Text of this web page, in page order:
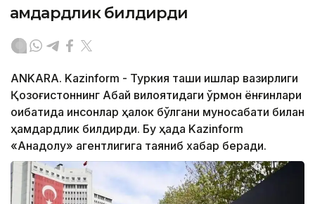
ҳамдардлик билдирди
ANKARA. Kazinform - Туркия ташқи ишлар вазирлиги
Қозоғистоннинг Абай вилоятидаги ўрмон ёнғинлари
оқибатида инсонлар ҳалок бўлгани муносабати билан
ҳамдардлик билдирди. Бу ҳақда Kazinform
«Анадолу» агентлигига таяниб хабар беради.